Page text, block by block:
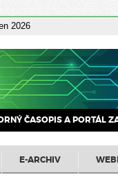
2026
ČASOPIS A PORTÁL
E-ARCHIV